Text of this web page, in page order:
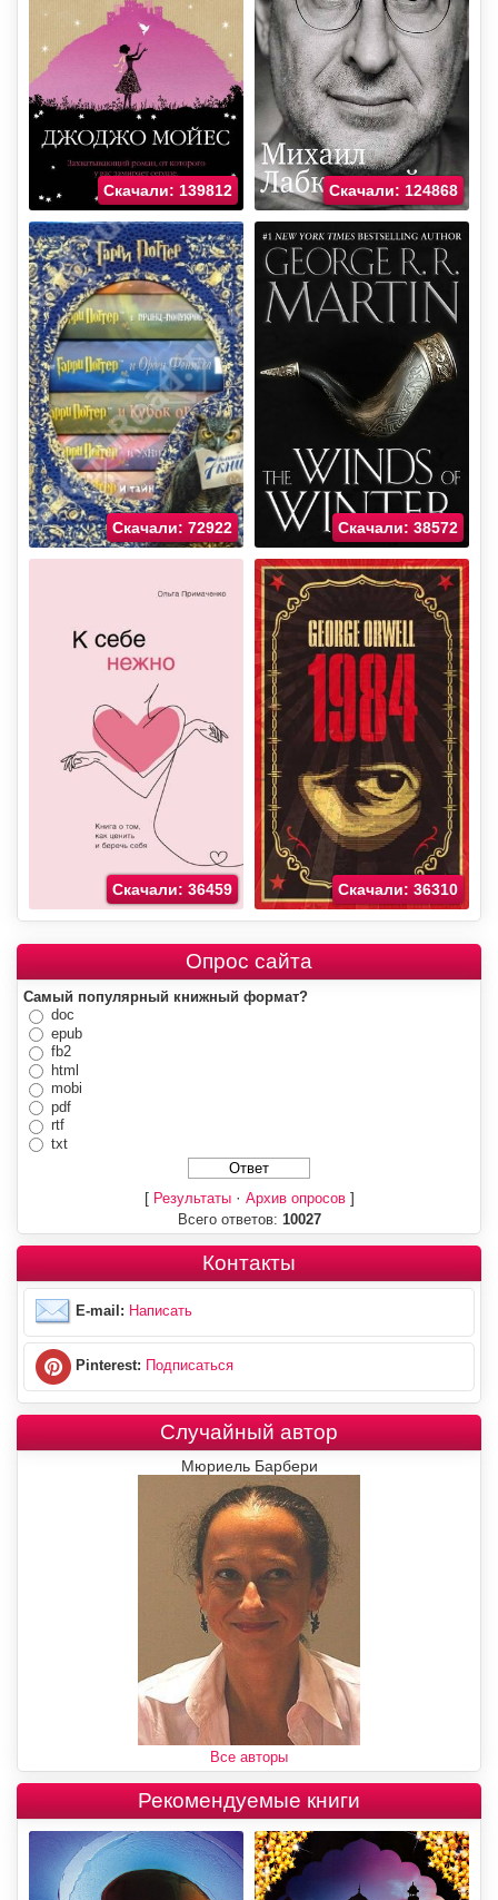
Скачали: 139812 Скачали: 124868
Скачали: 72922 Скачали: 38572
Скачали: 36459 Скачали: 36310
Опрос сайта
Самый популярный книжный формат?
doc
epub
fb2
html
mobi
pdf
rtf
txt
[ Результаты· Архив опросов]
Всего ответов: 10027
Контакты
E-mail: Написать
Pinterest: Подписаться
Случайный автор
Мюриель Барбери
Все авторы
Рекомендуемые книги